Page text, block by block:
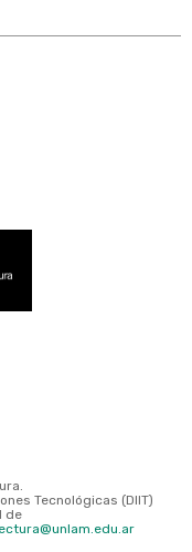
Tecnológicas (DIIT)
de